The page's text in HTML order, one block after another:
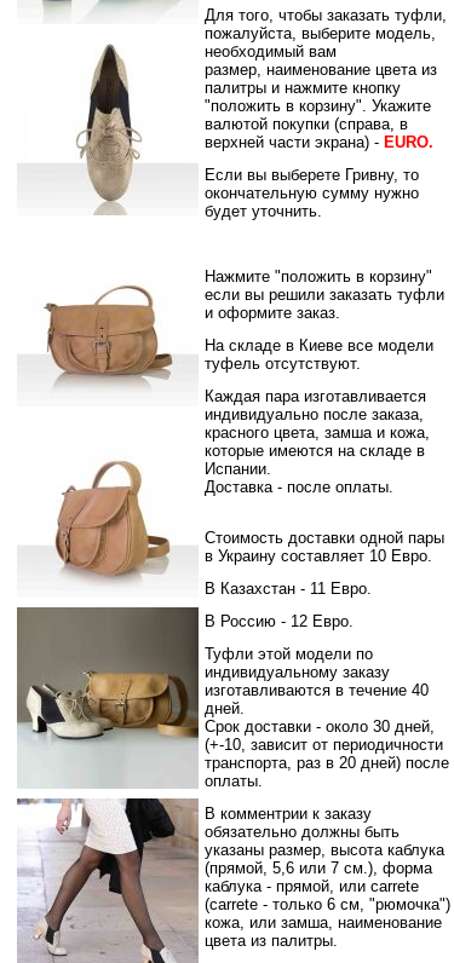
Для того, чтобы заказать туфли,
пожалуйста, выберите модель,
необходимый вам
размер, наименование цвета из
палитры и нажмите кнопку
"положить в корзину". Укажите
валютой покупки (справа, в
верхней части экрана) - EURO.
Если вы выберете Гривну, то
окончательную сумму нужно
будет уточнить.
Нажмите "положить в корзину"
если вы решили заказать туфли
и оформите заказ.
На складе в Киеве все модели
туфель отсутствуют.
Каждая пара изготавливается
индивидуально после заказа,
красного цвета, замша и кожа,
которые имеются на складе в
Испании.
Доставка - после оплаты.
Стоимость доставки одной пары
в Украину составляет 10 Евро.
В Казахстан - 11 Евро.
В Россию - 12 Евро.
Туфли этой модели по
индивидуальному заказу
изготавливаются в течение 40
дней.
Срок доставки - около 30 дней,
(+-10, зависит от периодичности
транспорта, раз в 20 дней) после
оплаты.
В комментрии к заказу
обязательно должны быть
указаны размер, высота каблука
(прямой, 5,6 или 7 см.), форма
каблука - прямой, или carrete
(carrete - только 6 см, "рюмочка")
кожа, или замша, наименование
цвета из палитры.